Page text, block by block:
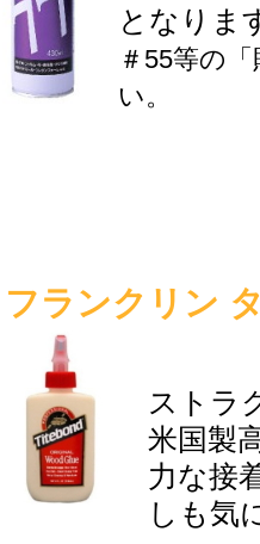
となりま
＃55等の
い。
フランクリン
ストラ
米国製
力な接
しも気